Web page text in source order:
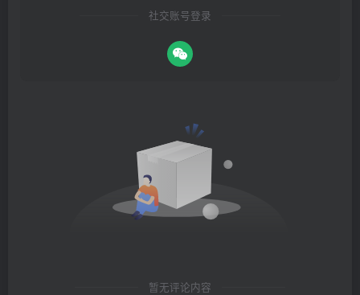
社交账号登录
暂无评论内容